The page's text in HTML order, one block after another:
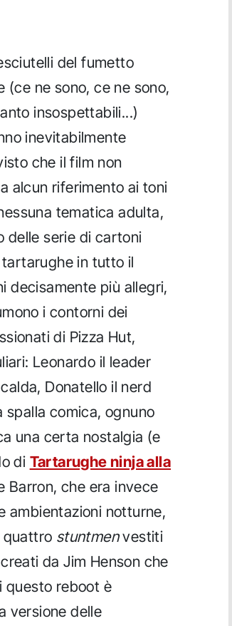
del fumetto
(ce ne sono, ce ne sono,
insospettabili...)
inevitabilmente
che il film non
alcun riferimento ai toni
tematica adulta,
delle serie di cartoni
in tutto il
decisamente più allegri,
i contorni dei
di Pizza Hut,
Leonardo il leader
Donatello il nerd
comica, ognuno
una certa nostalgia (e
di Tartarughe ninja alla
Barron, che era invece
ambientazioni notturne,
quattro stuntmenvestiti
da Jim Henson che
questo reboot è
versione delle